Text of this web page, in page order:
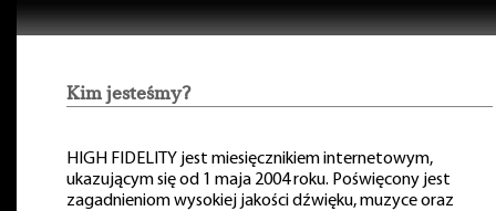
Kim jesteśmy?
HIGH FIDELITY jest miesięcznikiem internetowym,
ukazującym się od 1 maja 2004 roku. Poświęcony jest
zagadnieniom wysokiej jakości dźwięku, muzyce oraz